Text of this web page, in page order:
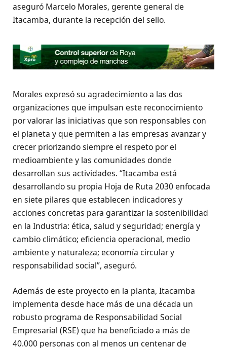
aseguró Marcelo Morales, gerente general de
Itacamba, durante la recepción del sello.
Morales expresó su agradecimiento a las dos
organizaciones que impulsan este reconocimiento
por valorar las iniciativas que son responsables con
el planeta y que permiten a las empresas avanzar y
crecer priorizando siempre el respeto por el
medioambiente y las comunidades donde
desarrollan sus actividades. “Itacamba está
desarrollando su propia Hoja de Ruta 2030 enfocada
en siete pilares que establecen indicadores y
acciones concretas para garantizar la sostenibilidad
en la Industria: ética, salud y seguridad; energía y
cambio climático; eficiencia operacional, medio
ambiente y naturaleza; economía circular y
responsabilidad social”, aseguró.
Además de este proyecto en la planta, Itacamba
implementa desde hace más de una década un
robusto programa de Responsabilidad Social
Empresarial (RSE) que ha beneficiado a más de
40.000 personas con al menos un centenar de